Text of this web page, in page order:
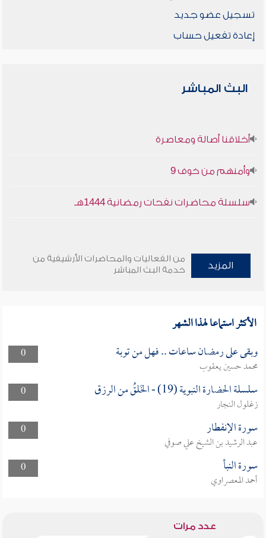
تسجيل عضو جديد
إعادة تفعيل حساب
البث المباشر
أخلاقنا أصالة ومعاصرة
وأمنهم من خوف 9
سلسلة محاضرات نفحات رمضانية 1444هـ
المزيد
من الفعاليات والمحاضرات الأرشيفية من
خدمة البث المباشر
الأكثر استماعا لهذا الشهر
0 وبقى على رمضان ساعات .. فهل من توبة
محمد حسين يعقوب
0
سلسلة الحضارة النبوية (19) - الخَلقُ من الرزق
زغلول النجار
0
سورة الإنفطار
عبد الرشيد بن الشيخ علي صوفي
0
سورة النبأ
أحمد المعصراوي
عدد مرات